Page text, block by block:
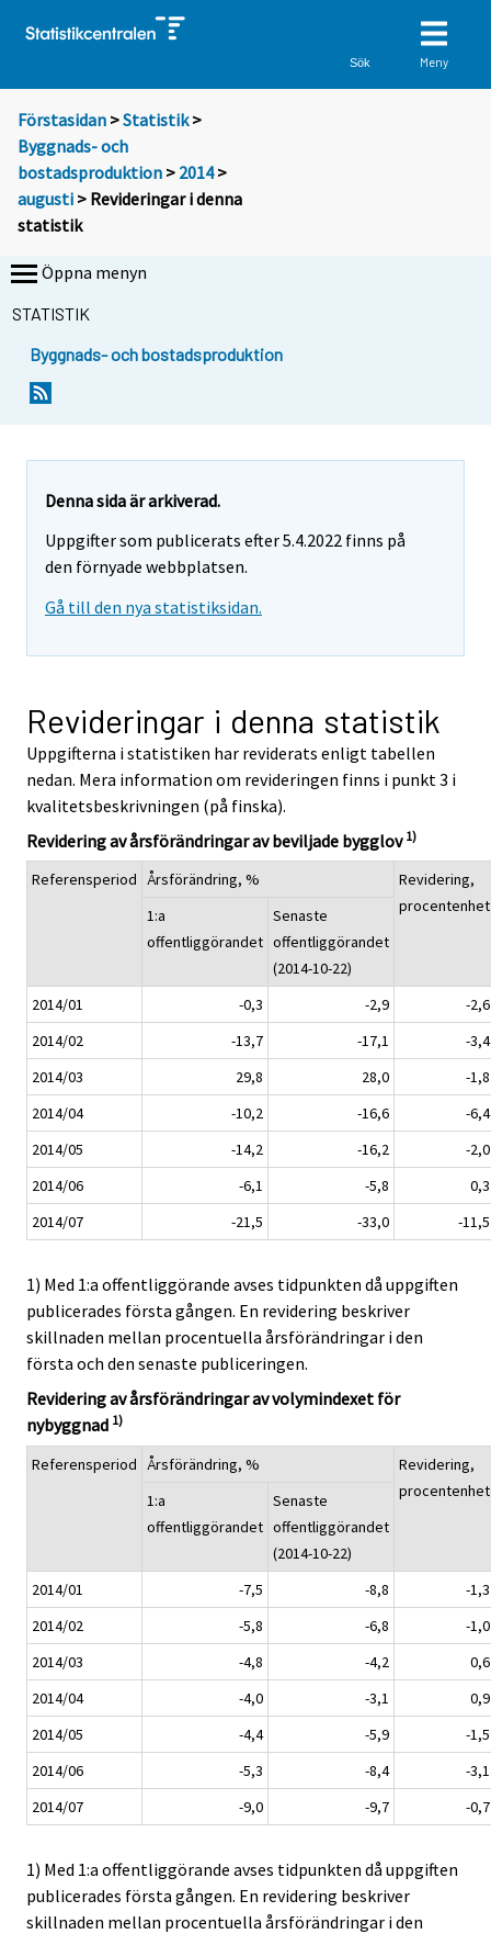
Sök Meny
Förstasidan >Statistik >
Byggnads- och
bostadsproduktion > 2014>
augusti > Revideringar i denna
statistik
Öppna menyn
STATISTIK
Byggnads- och bostadsproduktion
Denna sida är arkiverad.
Uppgifter som publicerats efter 5.4.2022 finns på
den förnyade webbplatsen.
Gå till den nya statistiksidan.
Revideringar i denna statistik
Uppgifterna i statistiken har reviderats enligt tabellen
nedan. Mera information om revideringen finns i punkt 3 i
kvalitetsbeskrivningen (på finska).
Revidering av årsförändringar av beviljade bygglov 1)
Referensperiod Årsförändring, %
Revidering,
procentenhet
1:a
offentliggörandet
Senaste
offentliggörandet
(2014-10-22)
2014/01
-0,3 -2,9
-2,6
2014/02
-13,7 -17,1
-3,4
2014/03
29,8 28,0
-1,8
2014/04
-10,2 -16,6
-6,4
2014/05
-14,2 -16,2
-2,0
2014/06
-6,1 -5,8
0,3
2014/07
-21,5 -33,0 -11,5
1) Med 1:a offentliggörande avses tidpunkten då uppgiften
publicerades första gången. En revidering beskriver
skillnaden mellan procentuella årsförändringar i den
första och den senaste publiceringen.
Revidering av årsförändringar av volymindexet för
nybyggnad 1)
Referensperiod Årsförändring, %
Revidering,
procentenhet
1:a
offentliggörandet
Senaste
offentliggörandet
(2014-10-22)
2014/01
-7,5 -8,8
-1,3
2014/02
-5,8 -6,8
-1,0
2014/03
-4,8 -4,2
0,6
2014/04
-4,0 -3,1
0,9
2014/05
-4,4 -5,9
-1,5
2014/06
-5,3 -8,4
-3,1
2014/07
-9,0 -9,7 -0,7
1) Med 1:a offentliggörande avses tidpunkten då uppgiften
publicerades första gången. En revidering beskriver
skillnaden mellan procentuella årsförändringar i den